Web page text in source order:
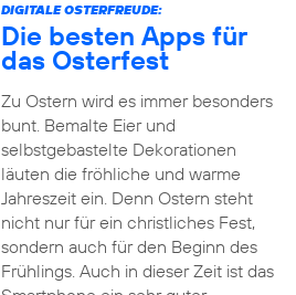
DIGITALE OSTERFREUDE:
Die besten Apps für
das Osterfest
Zu Ostern wird es immer besonders
bunt. Bemalte Eier und
selbstgebastelte Dekorationen
läuten die fröhliche und warme
Jahreszeit ein. Denn Ostern steht
nicht nur für ein christliches Fest,
sondern auch für den Beginn des
Frühlings. Auch in dieser Zeit ist das